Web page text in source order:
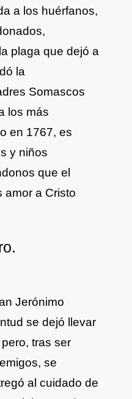
a los huérfanos,
plaga que dejó a
la
Somascos
los más
en 1767, es
y niños
que el
amor a Cristo
Jerónimo
se dejó llevar
tras ser
se
al cuidado de